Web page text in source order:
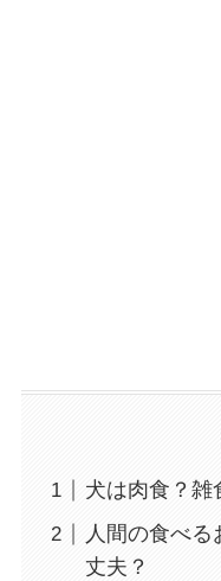
犬は肉食？雑
人間の食べ
丈夫？